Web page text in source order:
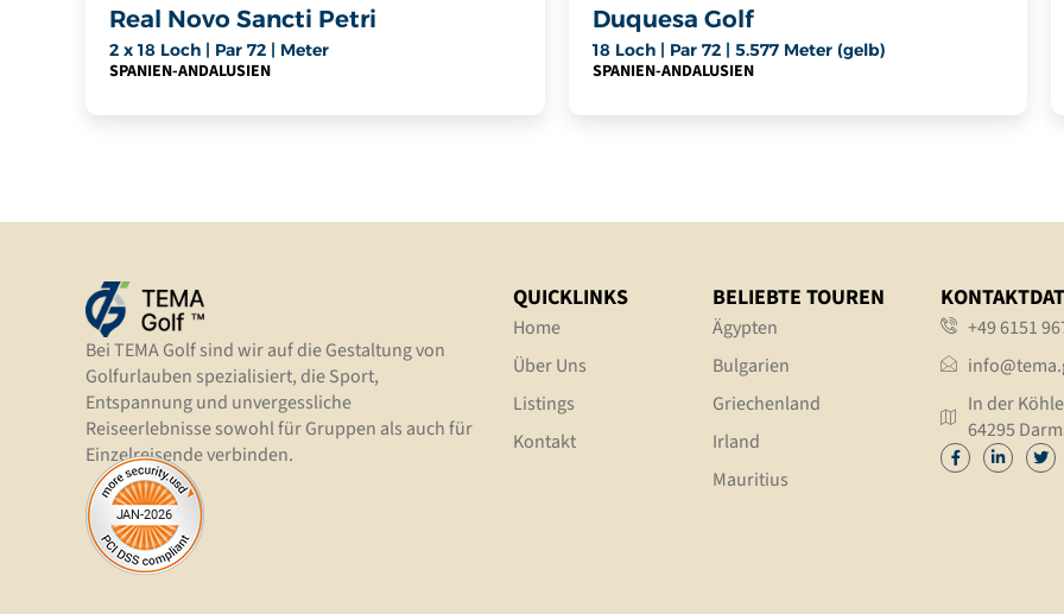
Real Novo Sancti Petri
2 x 18 Loch | Par 72 | Meter
SPANIEN-ANDALUSIEN
Duquesa Golf
18 Loch | Par 72 | 5.577 Meter (gelb)
SPANIEN-ANDALUSIEN
Bei TEMA Golf sind wir auf die Gestaltung von
Golfurlauben spezialisiert, die Sport,
Entspannung und unvergessliche
Reiseerlebnisse sowohl für Gruppen als auch für
Einzelreisende verbinden.
QUICKLINKS
Home
Über Uns
Listings
Kontakt
BELIEBTE TOUREN
Ägypten
Bulgarien
Griechenland
Irland
Mauritius
+49 6151
In der
64295